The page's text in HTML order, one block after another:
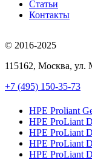
Статьи
Контакты
© 2016-2025
115162, Москва, ул.
+7 (495) 150-35-73
HPE Proliant
HPE ProLiant
HPE ProLiant
HPE ProLiant
HPE ProLiant